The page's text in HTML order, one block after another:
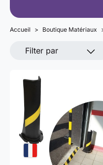
Accueil Boutique Matériaux
Filter par